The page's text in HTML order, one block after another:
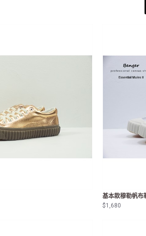
基本款穆勒帆布
$1,680